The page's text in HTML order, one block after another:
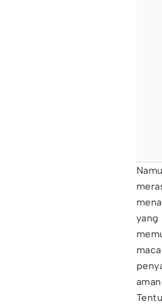
yang